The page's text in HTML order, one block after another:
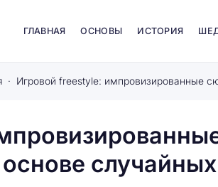
ГЛАВНАЯ ОСНОВЫ ИСТОРИЯ